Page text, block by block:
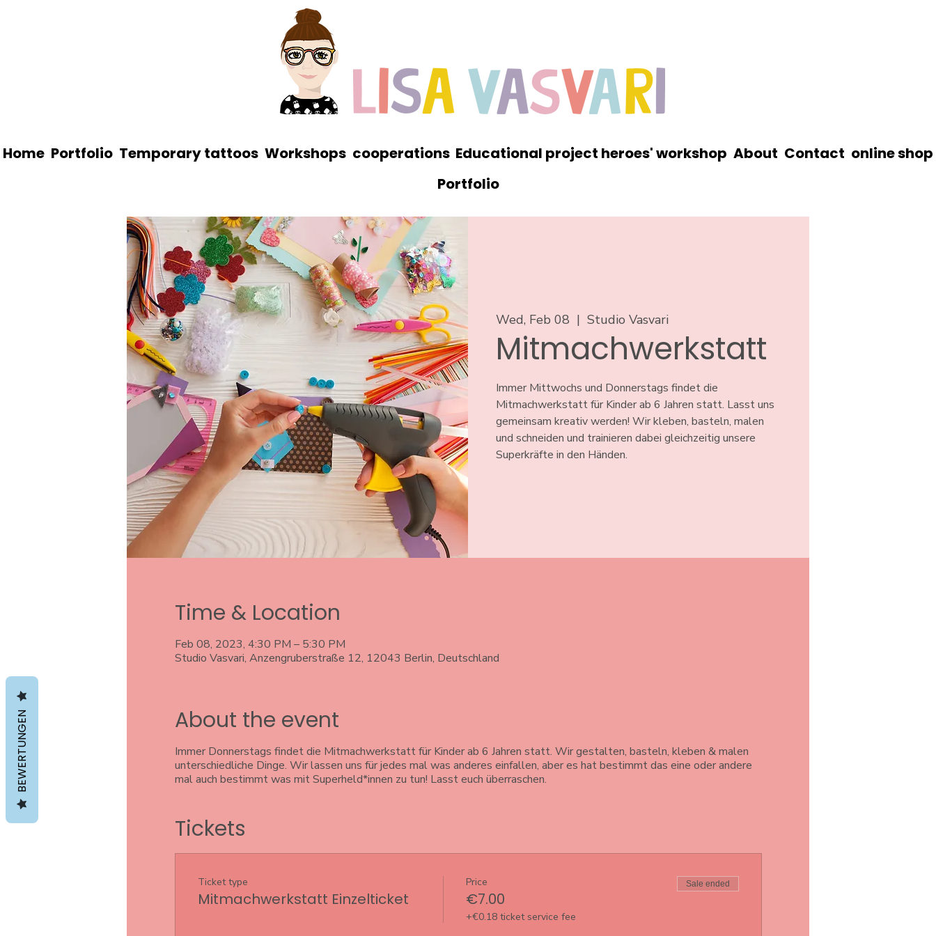
Home Portfolio Temporary tattoos Workshops cooperations Educational project heroes' workshop About Contact online shop
Portfolio
Wed, Feb 08
  |
Studio Vasvari
Mitmachwerkstatt
Immer Mittwochs und Donnerstags findet die
Mitmachwerkstatt für Kinder ab 6 Jahren statt. Lasst uns
gemeinsam kreativ werden! Wir kleben, basteln, malen
und schneiden und trainieren dabei gleichzeitig unsere
Superkräfte in den Händen.
Time & Location
Feb 08, 2023, 4:30 PM – 5:30 PM
Studio Vasvari, Anzengruberstraße 12, 12043 Berlin, Deutschland
About the event
Immer Donnerstags findet die Mitmachwerkstatt für Kinder ab 6 Jahren statt. Wir gestalten, basteln, kleben & malen
unterschiedliche Dinge. Wir lassen uns für jedes mal was anderes einfallen, aber es hat bestimmt das eine oder andere
mal auch bestimmt was mit Superheld*innen zu tun! Lasst euch überraschen.
Tickets
Ticket type
Mitmachwerkstatt Einzelticket
Price
€7.00
+€0.18 ticket service fee
Sale ended
BEWERTUNGEN